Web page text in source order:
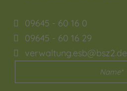
09645 - 60 16 0
09645 - 60 16 29
verwaltung.esb@bsz2.de